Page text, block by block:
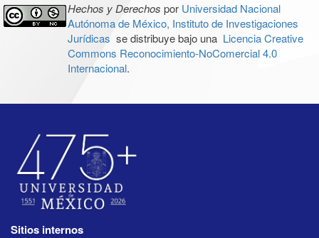
Hechos y Derechos por Universidad Nacional
Autónoma de México, Instituto de Investigaciones
Jurídicas se distribuye bajo una Licencia Creative
Commons Reconocimiento-NoComercial 4.0
Internacional.
Sitios internos